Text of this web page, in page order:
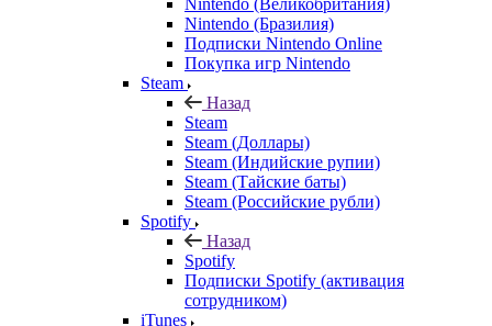
Nintendo (Великобритания)
Nintendo (Бразилия)
Подписки Nintendo Online
Покупка игр Nintendo
Steam
Назад
Steam
Steam (Доллары)
Steam (Индийские рупии)
Steam (Тайские баты)
Steam (Российские рубли)
Spotify
Назад
Spotify
Подписки Spotify (активация
сотрудником)
iTunes